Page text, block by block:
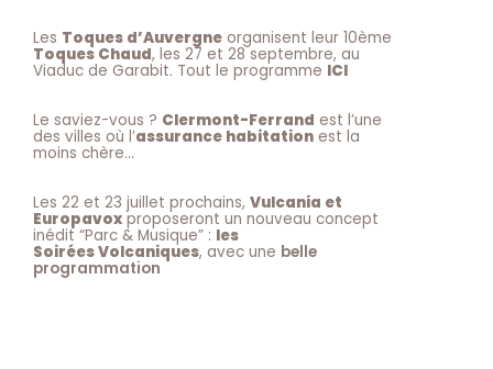
Les Toques d’Auvergne organisent leur 10ème
Toques Chaud, les 27 et 28 septembre, au
Viaduc de Garabit. Tout le programme ICI
Le saviez-vous ? Clermont-Ferrand est l’une
des villes où l’assurance habitation est la
moins chère…
Les 22 et 23 juillet prochains, Vulcania et
Europavoxproposeront un nouveau concept
inédit “Parc & Musique” : les
Soirées Volcaniques, avec une belle
programmation